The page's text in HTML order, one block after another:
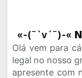
Olá vem para
legal no nosso
apresente com